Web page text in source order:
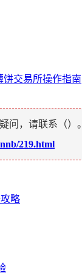
饼交易所操作指南
问，请联系（）
219.html
略